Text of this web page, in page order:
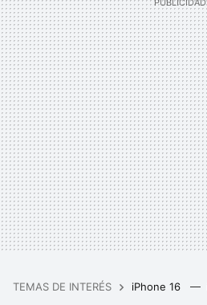
TEMAS DE INTERÉS iPhone 16